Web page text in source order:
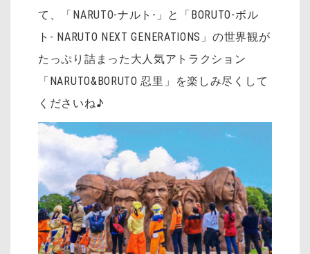
て、「NARUTO-ナルト-」と「BORUTO-ボル
ト- NARUTO NEXT GENERATIONS」の世界観が
たっぷり詰まった大人気アトラクション
「NARUTO&BORUTO 忍里」を楽しみ尽くして
くださいね♪